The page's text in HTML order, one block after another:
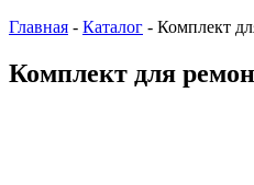
Главная - Каталог - Комплект
Комплект для